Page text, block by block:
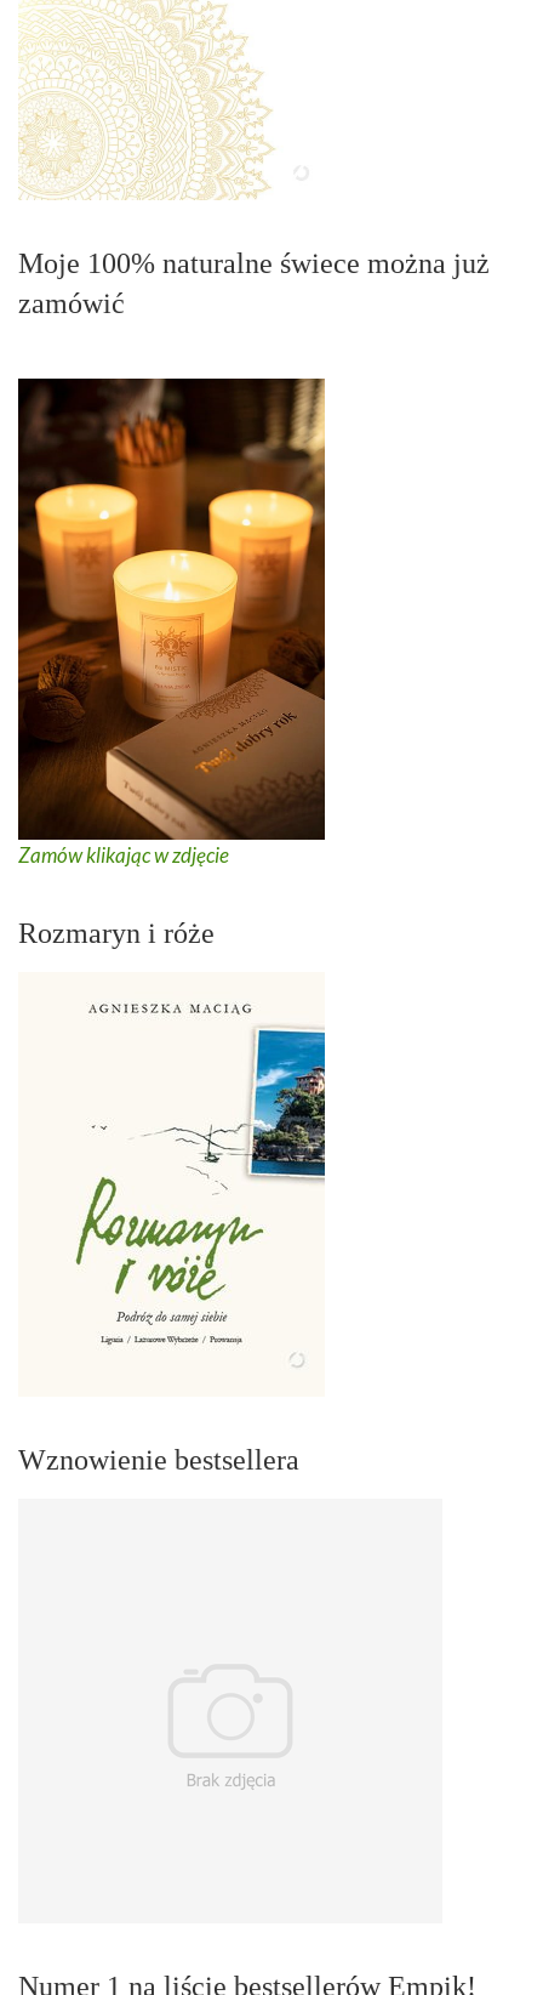
Moje 100% naturalne świece można już
zamówić
Zamów klikając w zdjęcie
Rozmaryn i róże
Wznowienie bestsellera
Numer 1 na liście bestsellerów Empik!